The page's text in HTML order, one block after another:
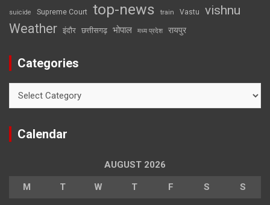
suicide Supreme Court top-news train Vastu vishnu
Weather इंदौर छत्तीसगढ़ भोपाल मध्य प्रदेश रायपुर
Categories
Calendar
AUGUST 2026
M T W T F S S